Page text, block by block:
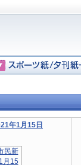
年1月15日